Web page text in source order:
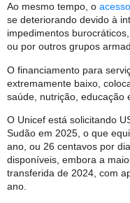
Ao mesmo tempo, o
se deteriorando devido à
impedimentos
ou por outros grupos
O financiamento para
extremamente baixo,
saúde, nutrição, educação
O Unicef está solicitando
Sudão em 2025, o que
ano, ou 26 centavos por
disponíveis, embora a
transferida de 2024, com
ano.